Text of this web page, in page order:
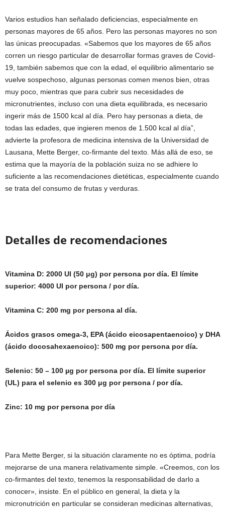
Varios estudios han señalado deficiencias, especialmente en
personas mayores de 65 años. Pero las personas mayores no son
las únicas preocupadas. «Sabemos que los mayores de 65 años
corren un riesgo particular de desarrollar formas graves de Covid-
19, también sabemos que con la edad, el equilibrio alimentario se
vuelve sospechoso, algunas personas comen menos bien, otras
muy poco, mientras que para cubrir sus necesidades de
micronutrientes, incluso con una dieta equilibrada, es necesario
ingerir más de 1500 kcal al día. Pero hay personas a dieta, de
todas las edades, que ingieren menos de 1.500 kcal al día”,
advierte la profesora de medicina intensiva de la Universidad de
Lausana, Mette Berger, co-firmante del texto. Más allá de eso, se
estima que la mayoría de la población suiza no se adhiere lo
suficiente a las recomendaciones dietéticas, especialmente cuando
se trata del consumo de frutas y verduras.
Detalles de recomendaciones
Vitamina D: 2000 UI (50 μg) por persona por día. El límite
superior: 4000 UI por persona / por día.
Vitamina C: 200 mg por persona al día.
Ácidos grasos omega-3, EPA (ácido eicosapentaenoico) y DHA
(ácido docosahexaenoico): 500 mg por persona por día.
Selenio: 50 – 100 µg por persona por día. El límite superior
(UL) para el selenio es 300 μg por persona / por día.
Zinc: 10 mg por persona por día
Para Mette Berger, si la situación claramente no es óptima, podría
mejorarse de una manera relativamente simple. «Creemos, con los
co-firmantes del texto, tenemos la responsabilidad de darlo a
conocer», insiste. En el público en general, la dieta y la
micronutrición en particular se consideran medicinas alternativas,